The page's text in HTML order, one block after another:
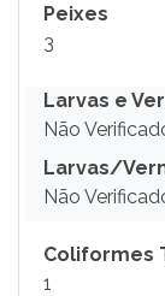
Peixes
3
Larvas e
Não
Larvas/
Não
Coliformes
1